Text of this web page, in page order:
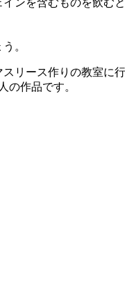
。
リース作りの教室に行
の作品です。